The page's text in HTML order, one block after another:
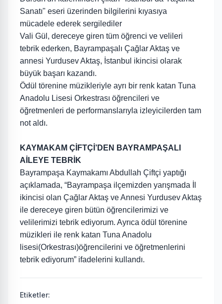
Sanatı" eseri üzerinden bilgilerini kıyasıya
mücadele ederek sergilediler
Vali Gül, dereceye giren tüm öğrenci ve velileri
tebrik ederken, Bayrampaşalı Çağlar Aktaş ve
annesi Yurdusev Aktaş, İstanbul ikincisi olarak
büyük başarı kazandı.
Ödül törenine müzikleriyle ayrı bir renk katan Tuna
Anadolu Lisesi Orkestrası öğrencileri ve
öğretmenleri de performanslarıyla izleyicilerden tam
not aldı.
KAYMAKAM ÇİFTÇİ’DEN BAYRAMPAŞALI
AİLEYE TEBRİK
Bayrampaşa Kaymakamı Abdullah Çiftçi yaptığı
açıklamada, “Bayrampaşa ilçemizden yarışmada İl
ikincisi olan Çağlar Aktaş ve Annesi Yurdusev Aktaş
ile dereceye giren bütün öğrencilerimizi ve
velilerimizi tebrik ediyorum. Ayrıca ödül törenine
müzikleri ile renk katan Tuna Anadolu
lisesi(Orkestrası)öğrencilerini ve öğretmenlerini
tebrik ediyorum” ifadelerini kullandı.
Etiketler: